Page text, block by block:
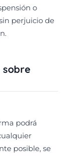
o
perjuicio de
sobre
podrá
posible, se